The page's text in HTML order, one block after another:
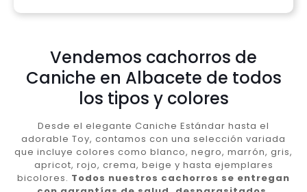
Vendemos cachorros de
Caniche en Albacete de todos
los tipos y colores
Desde el elegante Caniche Estándar hasta el
adorable Toy, contamos con una selección variada
que incluye colores como blanco, negro, marrón, gris,
apricot, rojo, crema, beige y hasta ejemplares
bicolores. Todos nuestros cachorros se entregan